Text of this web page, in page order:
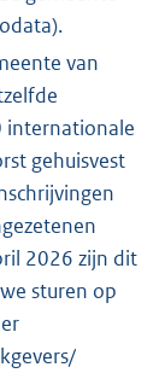
van
internationale
gehuisvest
2026 zijn dit
sturen op